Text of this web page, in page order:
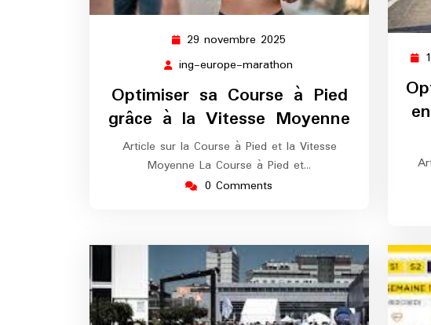
29 novembre 2025
novembre
ing-europe-marathon
europe-
marathon
Optimiser sa Course à Pied
grâce à la Vitesse Moyenne
Article sur la Course à Pied et la Vitesse
Moyenne La Course à Pied et…
0 Comments